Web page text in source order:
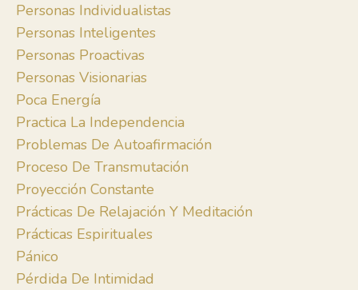
Personas Individualistas
Personas Inteligentes
Personas Proactivas
Personas Visionarias
Poca Energía
Practica La Independencia
Problemas De Autoafirmación
Proceso De Transmutación
Proyección Constante
Prácticas De Relajación Y Meditación
Prácticas Espirituales
Pánico
Pérdida De Intimidad